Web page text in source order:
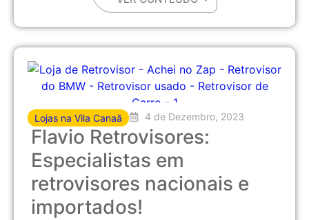
Lojas na Vila Canaã 4 de Dezembro, 2023
Flavio Retrovisores:
Especialistas em
retrovisores nacionais e
importados!